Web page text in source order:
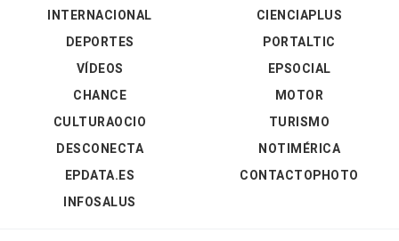
INTERNACIONAL
DEPORTES
VÍDEOS
CIENCIAPLUS
PORTALTIC
EPSOCIAL
CHANCE
CULTURAOCIO
DESCONECTA
EPDATA.ES
INFOSALUS
MOTOR
TURISMO
NOTIMÉRICA
CONTACTOPHOTO